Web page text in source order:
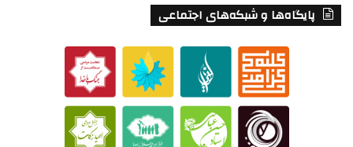
پایگاه‌ها و شبکه‌های اجتماعی